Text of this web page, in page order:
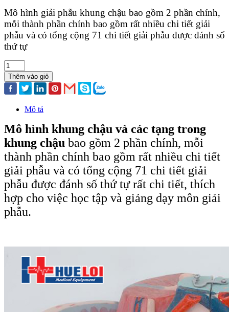
Mô hình giải phẫu khung chậu bao gồm 2 phần chính,
mỗi thành phần chính bao gồm rất nhiều chi tiết giải
phẫu và có tổng cộng 71 chi tiết giải phẫu được đánh số
thứ tự
Thêm vào giỏ
Mô tả
Mô hình khung chậu và các tạng trong
khung chậu bao gồm 2 phần chính, mỗi
thành phần chính bao gồm rất nhiều chi tiết
giải phẫu và có tổng cộng 71 chi tiết giải
phẫu được đánh số thứ tự rất chi tiết, thích
hợp cho việc học tập và giảng dạy môn giải
phẫu.